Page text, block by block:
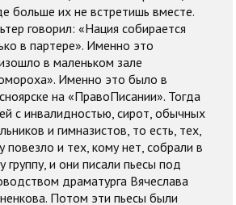
больше их не встретишь вместе.
говорил: «Нация собирается
в партере». Именно это
в маленьком зале
Именно это было в
на «ПравоПисании». Тогда
с инвалидностью, сирот, обычных
и гимназистов, то есть, тех,
повезло и тех, кому нет, собрали в
группу, и они писали пьесы под
драматурга Вячеслава
Потом эти пьесы были